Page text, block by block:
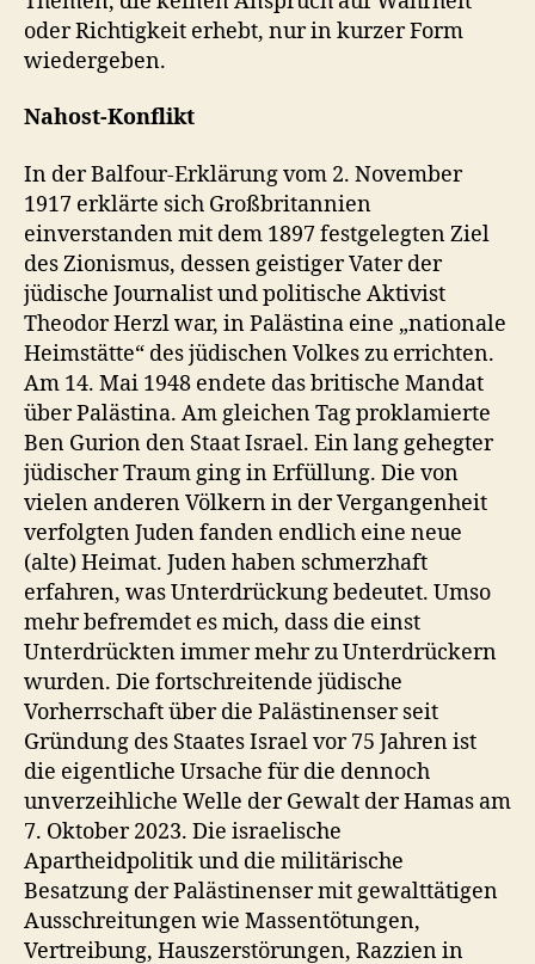
oder Richtigkeit erhebt, nur in kurzer Form
wiedergeben.
Nahost-Konflikt
In der Balfour-Erklärung vom 2. November
1917 erklärte sich Großbritannien
einverstanden mit dem 1897 festgelegten Ziel
des Zionismus, dessen geistiger Vater der
jüdische Journalist und politische Aktivist
Theodor Herzl war, in Palästina eine „nationale
Heimstätte“ des jüdischen Volkes zu errichten.
Am 14. Mai 1948 endete das britische Mandat
über Palästina. Am gleichen Tag proklamierte
Ben Gurion den Staat Israel. Ein lang gehegter
jüdischer Traum ging in Erfüllung. Die von
vielen anderen Völkern in der Vergangenheit
verfolgten Juden fanden endlich eine neue
(alte) Heimat. Juden haben schmerzhaft
erfahren, was Unterdrückung bedeutet. Umso
mehr befremdet es mich, dass die einst
Unterdrückten immer mehr zu Unterdrückern
wurden. Die fortschreitende jüdische
Vorherrschaft über die Palästinenser seit
Gründung des Staates Israel vor 75 Jahren ist
die eigentliche Ursache für die dennoch
unverzeihliche Welle der Gewalt der Hamas am
7. Oktober 2023. Die israelische
Apartheidpolitik und die militärische
Besatzung der Palästinenser mit gewalttätigen
Ausschreitungen wie Massentötungen,
Vertreibung, Hauszerstörungen, Razzien in